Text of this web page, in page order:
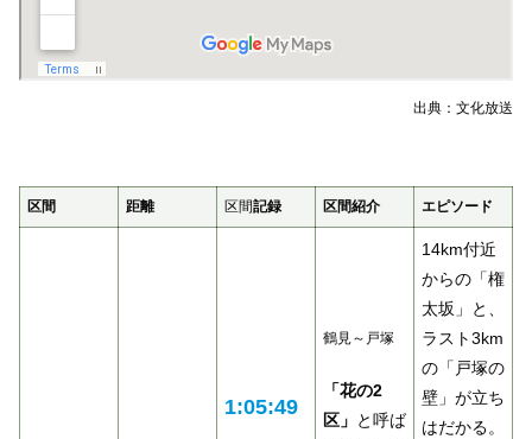
出典：文化放送
区間 距離 区間記録 区間紹介 エピソード
1:05:49
鶴見～戸塚
「花の2
区」 と呼ば
14km付近
からの「権
太坂」と、
ラスト3km
の「戸塚の
壁」が立ち
はだかる。